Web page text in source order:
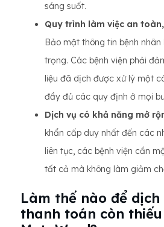
sáng suốt.
Quy trình làm việc an
Bảo mật thông tin bệnh
trọng. Các bệnh viện phải
liệu đã dịch được xử lý một
đầy đủ các quy định ở mọi
Dịch vụ có khả năng mở
khẩn cấp duy nhất đến các
liên tục, các bệnh viện cần
tất cả mà không làm giảm
Làm thế nào để
thanh toán còn